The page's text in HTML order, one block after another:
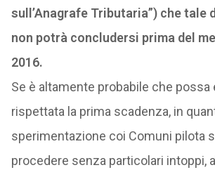
sull’Anagrafe Tributaria”) che tale
non potrà concludersi prima del
2016.
Se è altamente probabile che possa
rispettata la prima scadenza, in
sperimentazione coi Comuni pilota
procedere senza particolari intoppi,